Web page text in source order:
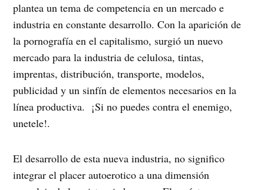
plantea un tema de competencia en un mercado e
industria en constante desarrollo. Con la aparición de
la pornografía en el capitalismo, surgió un nuevo
mercado para la industria de celulosa, tintas,
imprentas, distribución, transporte, modelos,
publicidad y un sinfín de elementos necesarios en la
línea productiva. ¡Si no puedes contra el enemigo,
unetele!.
El desarrollo de esta nueva industria, no significo
integrar el placer autoerotico a una dimensión